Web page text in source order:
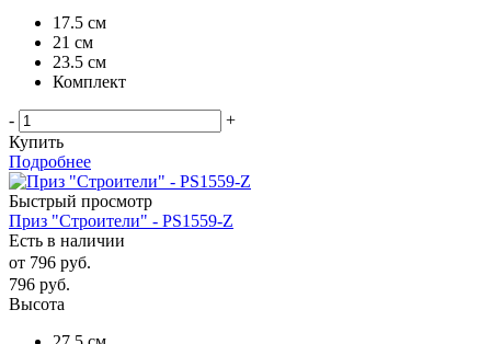
17.5 см
21 см
23.5 см
Комплект
-
+
Купить
Подробнее
Быстрый просмотр
Приз "Строители" - PS1559-Z
Есть в наличии
от 796 руб.
796 руб.
Высота